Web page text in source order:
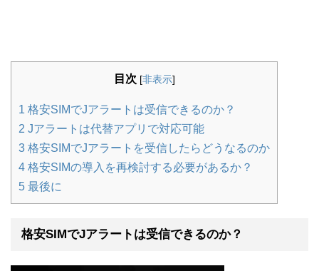
目次 [非表示]
1 格安SIMでJアラートは受信できるのか？
2 Jアラートは代替アプリで対応可能
3 格安SIMでJアラートを受信したらどうなるのか
4 格安SIMの導入を再検討する必要があるか？
5 最後に
格安SIMでJアラートは受信できるのか？